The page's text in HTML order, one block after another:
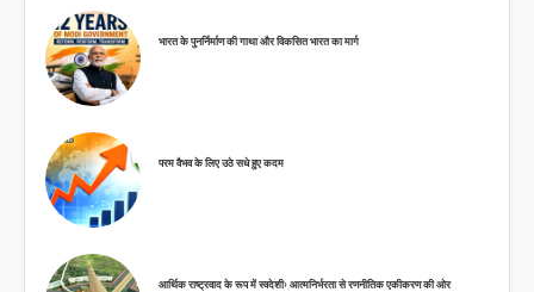
भारत के पुनर्निर्माण की गाथा और विकसित भारत का मार्ग
परम वैभव के लिए उठे सधे हुए कदम
आर्थिक राष्ट्रवाद के रूप में स्वदेशीः आत्मनिर्भरता से रणनीतिक एकीकरण की ओर